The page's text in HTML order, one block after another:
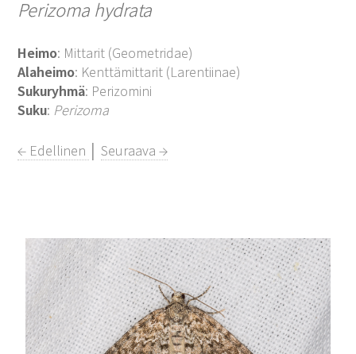
Perizoma hydrata
Heimo: Mittarit (Geometridae)
Alaheimo: Kenttämittarit (Larentiinae)
Sukuryhmä: Perizomini
Suku: Perizoma
← Edellinen │Seuraava →